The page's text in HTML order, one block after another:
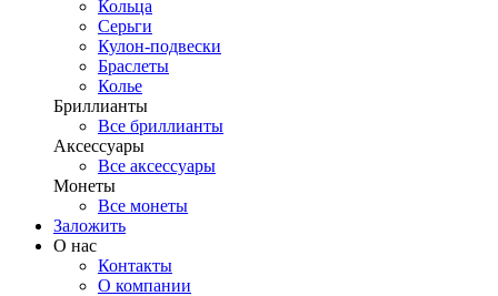
Кольца
Серьги
Кулон-подвески
Браслеты
Колье
Бриллианты
Все бриллианты
Аксессуары
Все аксессуары
Монеты
Все монеты
Заложить
О нас
Контакты
О компании